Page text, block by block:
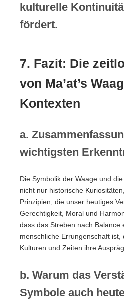
kulturelle
fördert.
7. Fazit: Die
von Ma’at’s
Kontexten
a.
wichtigsten
Die Symbolik der Waage und
nicht nur historische
Prinzipien, die unser heutiges
Gerechtigkeit, Moral und
dass das Streben nach Balance
menschliche Errungenschaft ist,
Kulturen und Zeiten ihre
b. Warum das
Symbole auch